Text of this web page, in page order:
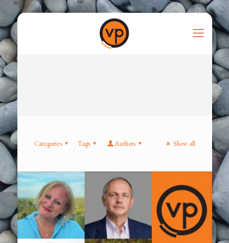
Categories Tags Authors Show all